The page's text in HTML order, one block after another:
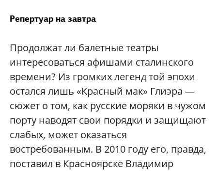
Репертуар на завтра
Продолжат ли балетные театры
интересоваться афишами сталинского
времени? Из громких легенд той эпохи
остался лишь «Красный мак» Глиэра —
сюжет о том, как русские моряки в чужом
порту наводят свои порядки и защищают
слабых, может оказаться
востребованным. В 2010 году его, правда,
поставил в Красноярске Владимир